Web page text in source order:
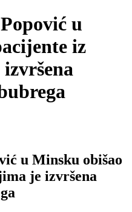
u
iz
u Minsku obišao
je izvršena